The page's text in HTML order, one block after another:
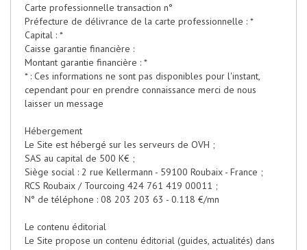
Carte professionnelle transaction n°
Préfecture de délivrance de la carte professionnelle : *
Capital : *
Caisse garantie financière :
Montant garantie financière : *
* : Ces informations ne sont pas disponibles pour l'instant,
cependant pour en prendre connaissance merci de nous
laisser un message
Hébergement
Le Site est hébergé sur les serveurs de OVH ;
SAS au capital de 500 K€ ;
Siège social : 2 rue Kellermann - 59100 Roubaix - France ;
RCS Roubaix / Tourcoing 424 761 419 00011 ;
N° de téléphone : 08 203 203 63 - 0.118 €/mn
Le contenu éditorial
Le Site propose un contenu éditorial (guides, actualités) dans